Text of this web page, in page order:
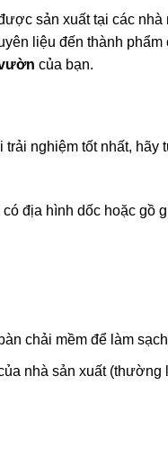
sản xuất tại các nhà
liệu đến thành phẩm
của bạn.
nghiệm tốt nhất, hãy
địa hình dốc hoặc gồ
chải mềm để làm
nhà sản xuất (thường